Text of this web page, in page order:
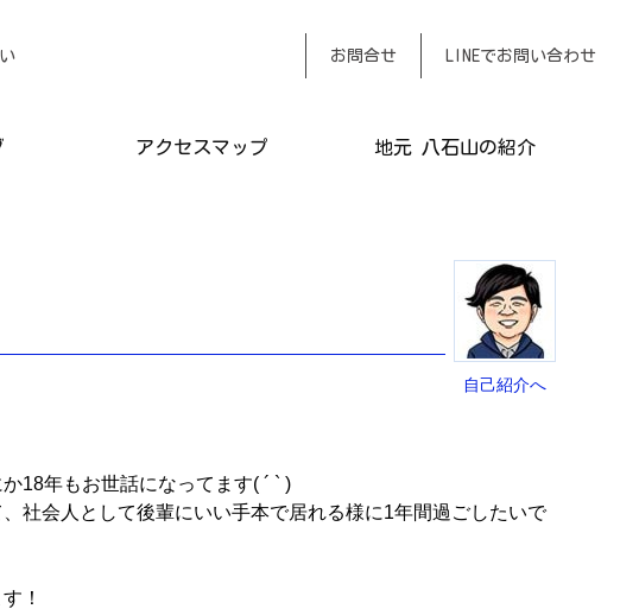
はおまかせください お問合せ LINEでお問い合わせ
アクセスマップ 地元 八石山の紹介
自己紹介へ
18年もお世話になってます( ´ ` )
社会人として後輩にいい手本で居れる様に1年間過ごしたいで
！